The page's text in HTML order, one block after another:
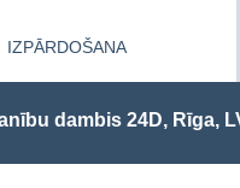
IZPĀRDOŠANA
dambis 24D, Rīga,